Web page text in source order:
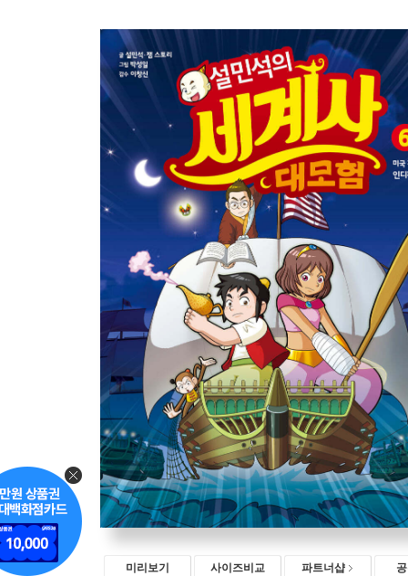
미리보기 사이즈비교 파트너샵